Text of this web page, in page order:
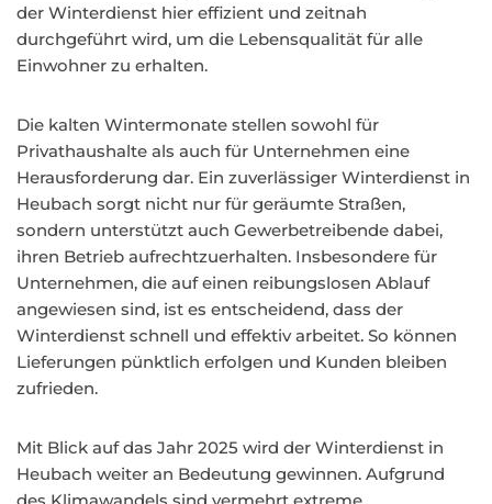
der Winterdienst hier effizient und zeitnah
durchgeführt wird, um die Lebensqualität für alle
Einwohner zu erhalten.
Die kalten Wintermonate stellen sowohl für
Privathaushalte als auch für Unternehmen eine
Herausforderung dar. Ein zuverlässiger Winterdienst in
Heubach sorgt nicht nur für geräumte Straßen,
sondern unterstützt auch Gewerbetreibende dabei,
ihren Betrieb aufrechtzuerhalten. Insbesondere für
Unternehmen, die auf einen reibungslosen Ablauf
angewiesen sind, ist es entscheidend, dass der
Winterdienst schnell und effektiv arbeitet. So können
Lieferungen pünktlich erfolgen und Kunden bleiben
zufrieden.
Mit Blick auf das Jahr 2025 wird der Winterdienst in
Heubach weiter an Bedeutung gewinnen. Aufgrund